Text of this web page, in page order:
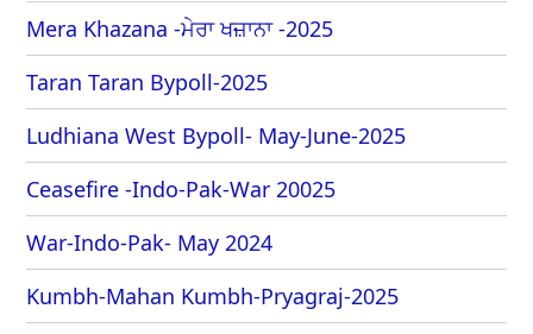
Mera Khazana -ਮੇਰਾ ਖਜ਼ਾਨਾ -2025
Taran Taran Bypoll-2025
Ludhiana West Bypoll- May-June-2025
Ceasefire -Indo-Pak-War 20025
War-Indo-Pak- May 2024
Kumbh-Mahan Kumbh-Pryagraj-2025